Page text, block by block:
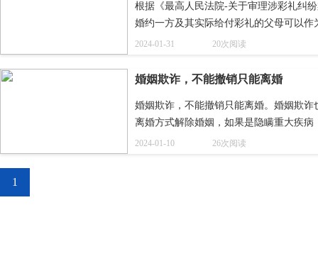
根据《最高人民法院-关于审理涉彩礼纠
婚约一方及其实际给付彩礼的父母可以
为共同被告。
2024-01-31 20次阅读
婚姻欺诈，不能撤销只能离婚
婚姻欺诈，不能撤销只能离婚。婚姻欺
离婚方式解除婚姻，如果是隐瞒重大疾
2024-01-10 26次阅读
1